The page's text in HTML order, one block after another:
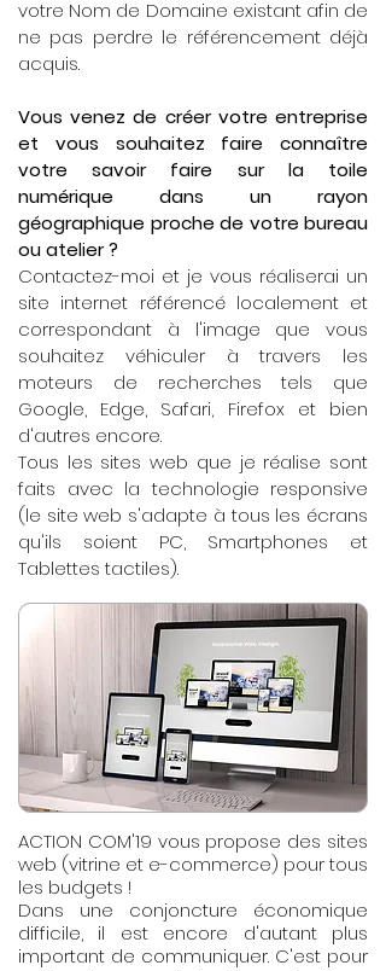
votre Nom de Domaine existant afin de
ne pas perdre le référencement déjà
acquis.
Vous venez de créer votre entreprise
et vous souhaitez faire connaître
votre savoir faire sur la toile
numérique dans un rayon
géographique proche de votre bureau
ou atelier ?
Contactez-moi et je vous réaliserai un
site internet référencé localement et
correspondant à l'image que vous
souhaitez véhiculer à travers les
moteurs de recherches tels que
Google, Edge, Safari, Firefox et bien
d'autres encore.
Tous les sites web que je réalise sont
faits avec la technologie responsive
(le site web s'adapte à tous les écrans
qu'ils soient PC, Smartphones et
Tablettes tactiles).
ACTION COM'19 vous propose des sites
web (vitrine et e-commerce) pour tous
les budgets !
Dans une conjoncture économique
difficile, il est encore d'autant plus
important de communiquer. C'est pour